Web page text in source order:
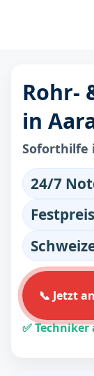
Rohr-
in
Soforthilfe
24/7
📞 Jetzt
✅